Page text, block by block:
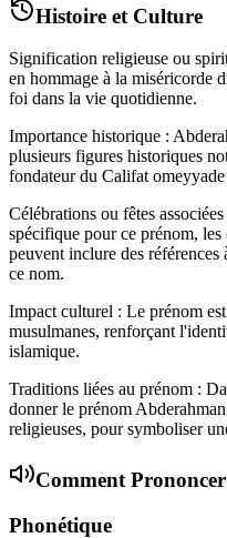
Histoire et Culture
Signification religieuse ou
en hommage à la miséricorde
foi dans la vie quotidienne.
Importance historique :
plusieurs figures historiques
fondateur du Califat omeyyade
Célébrations ou fêtes
spécifique pour ce prénom,
peuvent inclure des références
ce nom.
Impact culturel : Le prénom
musulmanes, renforçant
islamique.
Traditions liées au prénom :
donner le prénom
religieuses, pour symboliser
Comment Prononcer
Phonétique